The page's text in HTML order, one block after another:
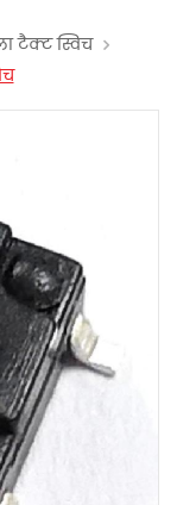
टैक्ट स्विच